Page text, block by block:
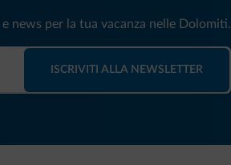
news per la tua vacanza nelle Dolomiti.
ISCRIVITI ALLA NEWSLETTER